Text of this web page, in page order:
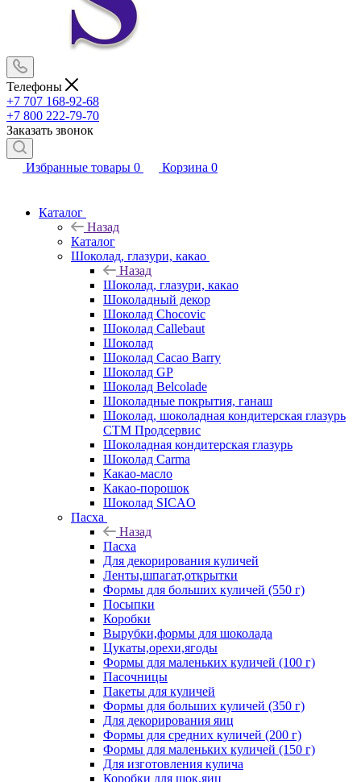
Телефоны
+7 707 168-92-68
+7 800 222-79-70
Заказать звонок
Избранные товары 0 Корзина 0
Каталог
Назад
Каталог
Шоколад, глазури, какао
Назад
Шоколад, глазури, какао
Шоколадный декор
Шоколад Chocovic
Шоколад Callebaut
Шоколад
Шоколад Cacao Barry
Шоколад GP
Шоколад Belcolade
Шоколадные покрытия, ганаш
Шоколад, шоколадная кондитерская глазурь
СТМ Продсервис
Шоколадная кондитерская глазурь
Шоколад Carma
Какао-масло
Какао-порошок
Шоколад SICAO
Пасха
Назад
Пасха
Для декорирования куличей
Ленты,шпагат,открытки
Формы для больших куличей (550 г)
Посыпки
Коробки
Вырубки,формы для шоколада
Цукаты,орехи,ягоды
Формы для маленьких куличей (100 г)
Пасочницы
Пакеты для куличей
Формы для больших куличей (350 г)
Для декорирования яиц
Формы для средних куличей (200 г)
Формы для маленьких куличей (150 г)
Для изготовления кулича
Коробки для шок.яиц